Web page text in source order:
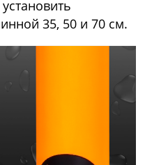
35, 50 и 70 см.